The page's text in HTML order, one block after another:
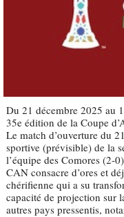
Du 21 décembre 2025 au
35e édition de la Coupe
Le match d’ouverture du
sportive (prévisible) de la
l’équipe des Comores (2-
CAN consacre d’ores et
chérifienne qui a su
capacité de projection sur
autres pays pressentis,